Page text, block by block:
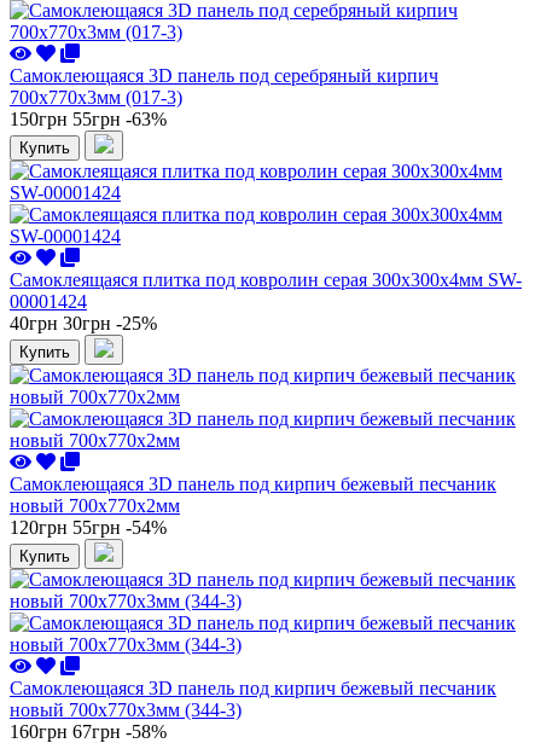
Самоклеющаяся 3D панель под серебряный кирпич
700x770x3мм (017-3)
150грн 55грн -63%
Купить
Самоклеящаяся плитка под ковролин серая 300х300х4мм SW-
00001424
40грн 30грн -25%
Купить
Самоклеющаяся 3D панель под кирпич бежевый песчаник
новый 700x770x2мм
120грн 55грн -54%
Купить
Самоклеющаяся 3D панель под кирпич бежевый песчаник
новый 700x770x3мм (344-3)
160грн 67грн -58%